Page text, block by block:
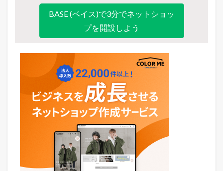
BASE (ベイス)で3分でネットショッ
プを開設しよう